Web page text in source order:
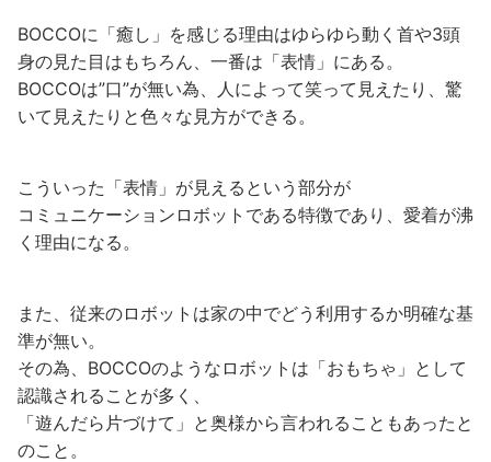
BOCCOに「癒し」を感じる理由はゆらゆら動く首や3頭
身の見た目はもちろん、一番は「表情」にある。
BOCCOは”口”が無い為、人によって笑って見えたり、驚
いて見えたりと色々な見方ができる。
こういった「表情」が見えるという部分が
コミュニケーションロボットである特徴であり、愛着が沸
く理由になる。
また、従来のロボットは家の中でどう利用するか明確な基
準が無い。
その為、BOCCOのようなロボットは「おもちゃ」として
認識されることが多く、
「遊んだら片づけて」と奥様から言われることもあったと
のこと。